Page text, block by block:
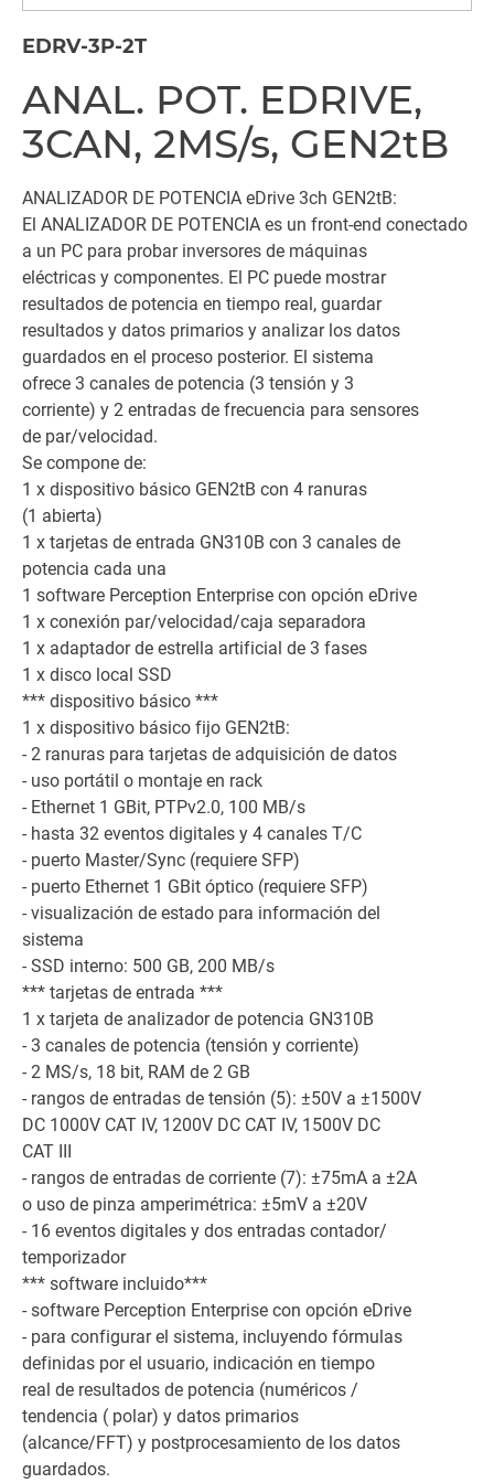
EDRV-3P-2T
ANAL. POT. EDRIVE,
3CAN, 2MS/s, GEN2tB
ANALIZADOR DE POTENCIA eDrive 3ch GEN2tB:
El ANALIZADOR DE POTENCIA es un front-end conectado
a un PC para probar inversores de máquinas
eléctricas y componentes. El PC puede mostrar
resultados de potencia en tiempo real, guardar
resultados y datos primarios y analizar los datos
guardados en el proceso posterior. El sistema
ofrece 3 canales de potencia (3 tensión y 3
corriente) y 2 entradas de frecuencia para sensores
de par/velocidad.
Se compone de:
1 x dispositivo básico GEN2tB con 4 ranuras
(1 abierta)
1 x tarjetas de entrada GN310B con 3 canales de
potencia cada una
1 software Perception Enterprise con opción eDrive
1 x conexión par/velocidad/caja separadora
1 x adaptador de estrella artificial de 3 fases
1 x disco local SSD
*** dispositivo básico ***
1 x dispositivo básico fijo GEN2tB:
- 2 ranuras para tarjetas de adquisición de datos
- uso portátil o montaje en rack
- Ethernet 1 GBit, PTPv2.0, 100 MB/s
- hasta 32 eventos digitales y 4 canales T/C
- puerto Master/Sync (requiere SFP)
- puerto Ethernet 1 GBit óptico (requiere SFP)
- visualización de estado para información del
sistema
- SSD interno: 500 GB, 200 MB/s
*** tarjetas de entrada ***
1 x tarjeta de analizador de potencia GN310B
- 3 canales de potencia (tensión y corriente)
- 2 MS/s, 18 bit, RAM de 2 GB
- rangos de entradas de tensión (5): ±50V a ±1500V
DC 1000V CAT IV, 1200V DC CAT IV, 1500V DC
CAT III
- rangos de entradas de corriente (7): ±75mA a ±2A
o uso de pinza amperimétrica: ±5mV a ±20V
- 16 eventos digitales y dos entradas contador/
temporizador
*** software incluido***
- software Perception Enterprise con opción eDrive
- para configurar el sistema, incluyendo fórmulas
definidas por el usuario, indicación en tiempo
real de resultados de potencia (numéricos /
tendencia ( polar) y datos primarios
(alcance/FFT) y postprocesamiento de los datos
guardados.